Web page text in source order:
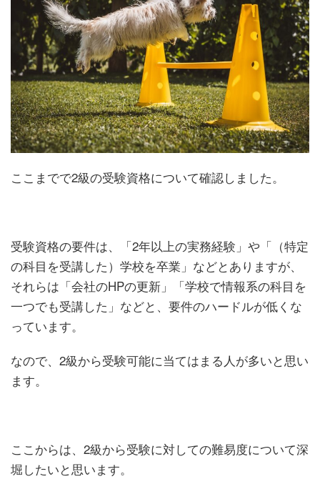
ここまでで2級の受験資格について確認しました。
受験資格の要件は、「2年以上の実務経験」や「（特定
の科目を受講した）学校を卒業」などとありますが、
それらは「会社のHPの更新」「学校で情報系の科目を
一つでも受講した」などと、要件のハードルが低くな
っています。
なので、2級から受験可能に当てはまる人が多いと思い
ます。
ここからは、2級から受験に対しての難易度について深
堀したいと思います。